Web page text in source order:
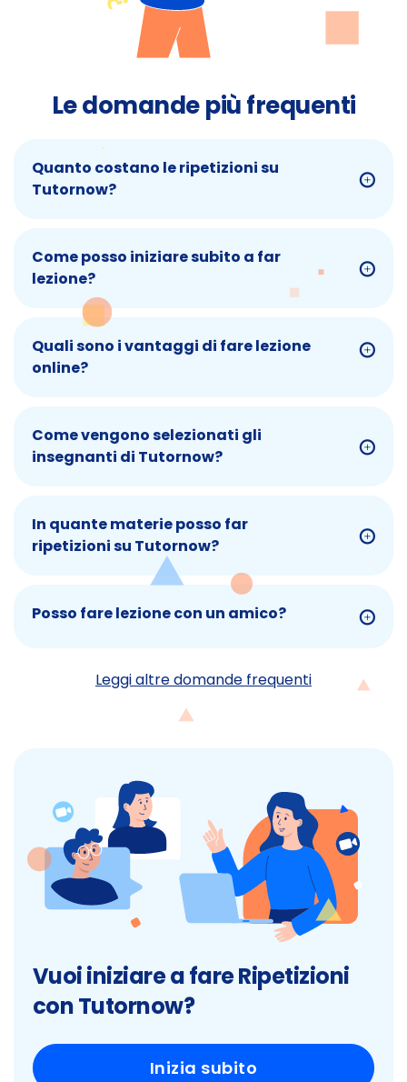
Le domande più frequenti
Quanto costano le ripetizioni su
Tutornow?
Come posso iniziare subito a far
lezione?
Quali sono i vantaggi di fare lezione
online?
Come vengono selezionati gli
insegnanti di Tutornow?
In quante materie posso far
ripetizioni su Tutornow?
Posso fare lezione con un amico?
Leggi altre domande frequenti
Vuoi iniziare a fare Ripetizioni
con Tutornow?
Inizia subito